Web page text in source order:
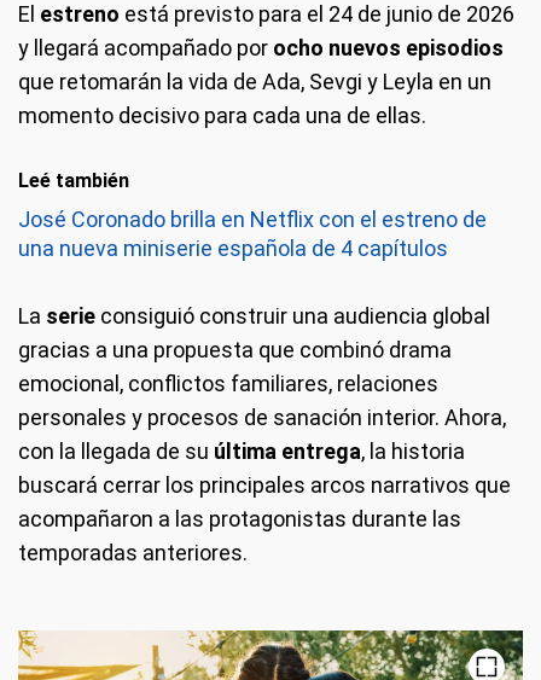
El estreno está previsto para el 24 de junio de 2026
y llegará acompañado por ocho nuevos episodios
que retomarán la vida de Ada, Sevgi y Leyla en un
momento decisivo para cada una de ellas.
Leé también
José Coronado brilla en Netflix con el estreno de
una nueva miniserie española de 4 capítulos
La serie consiguió construir una audiencia global
gracias a una propuesta que combinó drama
emocional, conflictos familiares, relaciones
personales y procesos de sanación interior. Ahora,
con la llegada de su última entrega, la historia
buscará cerrar los principales arcos narrativos que
acompañaron a las protagonistas durante las
temporadas anteriores.